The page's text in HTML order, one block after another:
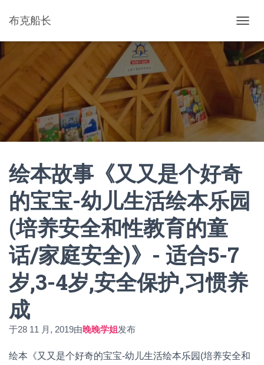
布克船长
换
航
绘本故事《又又是个好奇
的宝宝-幼儿生活绘本乐园
(培养安全和性教育的童
话/家庭安全)》- 适合5-7
岁,3-4岁,安全保护,习惯养
成
于28 11 月, 2019由晚晚学姐发布
绘本《又又是个好奇的宝宝-幼儿生活绘本乐园(培养安全和